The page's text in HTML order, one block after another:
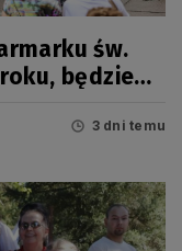
św.
będzie
3 dni temu